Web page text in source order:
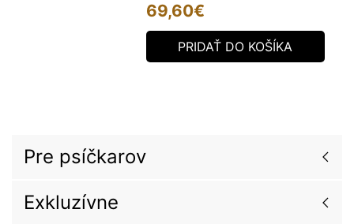
69,60€
PRIDAŤ DO KOŠÍKA
Pre psíčkarov
Exkluzívne